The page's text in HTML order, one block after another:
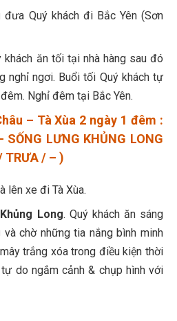
Quý khách đi Bắc Yên (Sơn
khách ăn tối tại nhà hàng sau đó
nghỉ ngơi. Buổi tối Quý khách tự
Nghỉ đêm tại Bắc Yên.
– Tà Xùa 2 ngày 1 đêm :
SỐNG LƯNG KHỦNG LONG
TRƯA / – )
lên xe đi Tà Xùa.
Long. Quý khách ăn sáng
chờ những tia nắng bình minh
trắng xóa trong điều kiện thời
do ngắm cảnh & chụp hình với